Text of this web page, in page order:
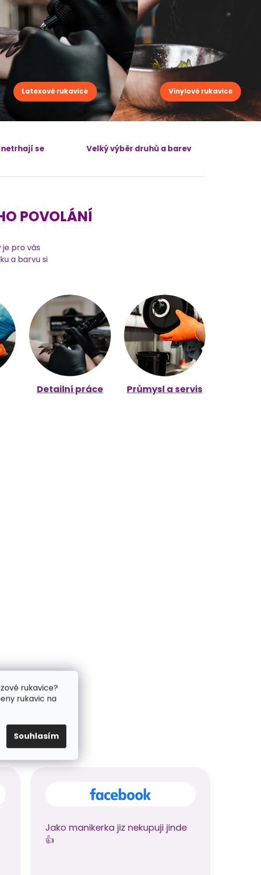
rukavice?
rukavic na
Souhlasím
Latexové rukavice Vinylové rukavice
netrhají se Velký výběr druhů a barev
POVOLÁNÍ
je pro vás
a barvu si
Detailní práce Průmysl a servis
Jako manikerka jiz nekupuji jinde
👍